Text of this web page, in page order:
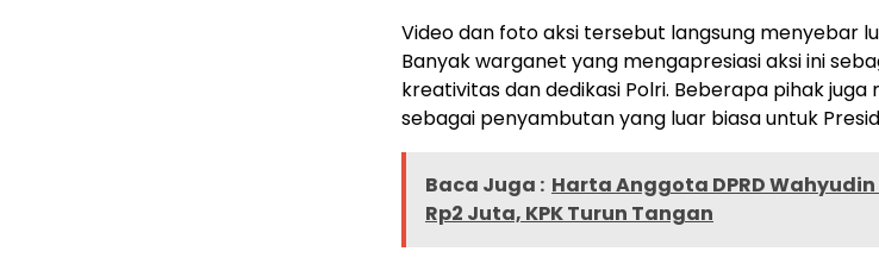
Video dan foto aksi tersebut langsung menyebar
Banyak warganet yang mengapresiasi aksi ini
kreativitas dan dedikasi Polri. Beberapa pihak juga
sebagai penyambutan yang luar biasa untuk
Baca Juga : Harta Anggota DPRD
Rp2 Juta, KPK Turun Tangan